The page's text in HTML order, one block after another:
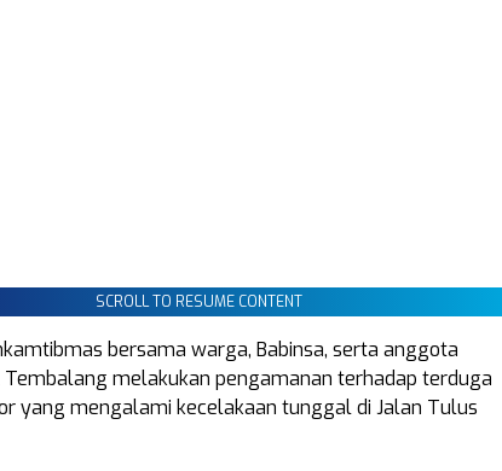
SCROLL TO RESUME CONTENT
bersama warga, Babinsa, serta anggota
Tembalang melakukan pengamanan terhadap terduga
yang mengalami kecelakaan tunggal di Jalan Tulus